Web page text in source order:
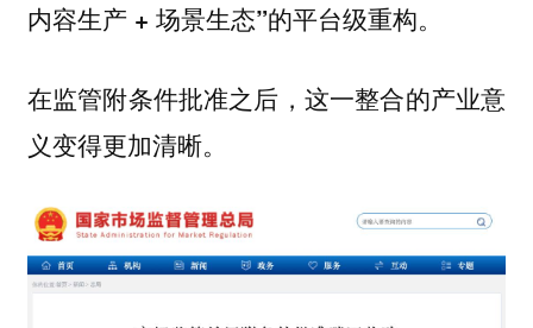
内容生产 + 场景生态”的平台级重构。
在监管附条件批准之后，这一整合的产业意
义变得更加清晰。